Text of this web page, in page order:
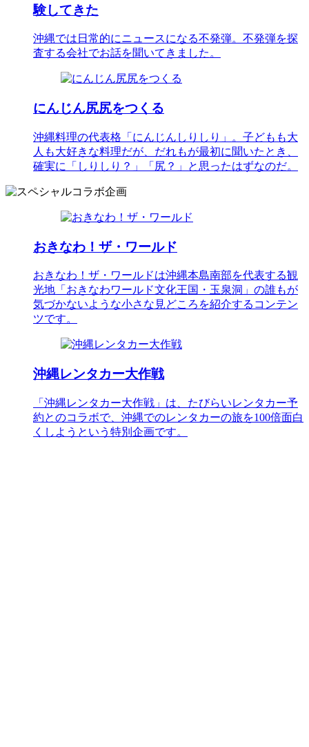
験してきた
沖縄では日常的にニュースになる不発弾。不発弾を探
査する会社でお話を聞いてきました。
にんじん尻尻をつくる
沖縄料理の代表格「にんじんしりしり」。子どもも大
人も大好きな料理だが、だれもが最初に聞いたとき、
確実に「しりしり？」「尻？」と思ったはずなのだ。
おきなわ！ザ・ワールド
おきなわ！ザ・ワールドは沖縄本島南部を代表する観
光地「おきなわワールド文化王国・玉泉洞」の誰もが
気づかないような小さな見どころを紹介するコンテン
ツです。
沖縄レンタカー大作戦
「沖縄レンタカー大作戦」は、たびらいレンタカー予
約とのコラボで、沖縄でのレンタカーの旅を100倍面白
くしようという特別企画です。